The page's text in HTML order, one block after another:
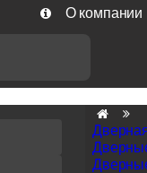
О компании
7% при заказе от